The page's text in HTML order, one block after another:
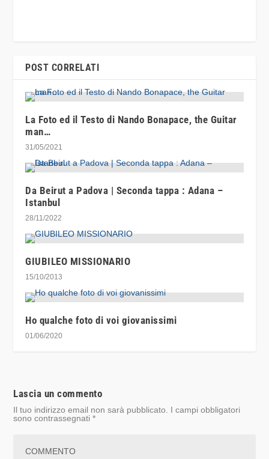
POST CORRELATI
La Foto ed il Testo di Nando Bonapace, the Guitar
man…
31/05/2021
Da Beirut a Padova | Seconda tappa : Adana –
Istanbul
28/11/2022
GIUBILEO MISSIONARIO
15/10/2013
Ho qualche foto di voi giovanissimi
01/06/2020
Lascia un commento
Il tuo indirizzo email non sarà pubblicato. I campi obbligatori
sono contrassegnati*